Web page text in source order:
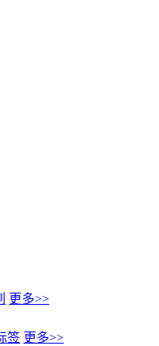
更多>>
签 更多>>